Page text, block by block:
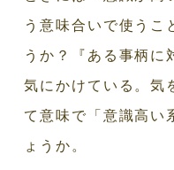
う意味合いで使うこ
うか？『ある事柄に
気にかけている。気
て意味で「意識高い
ょうか。